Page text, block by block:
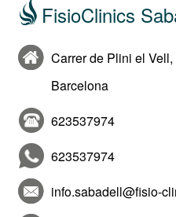
FisioClinics
Carrer de Plini el
Barcelona
623537974
623537974
info.sabadell@fisio-